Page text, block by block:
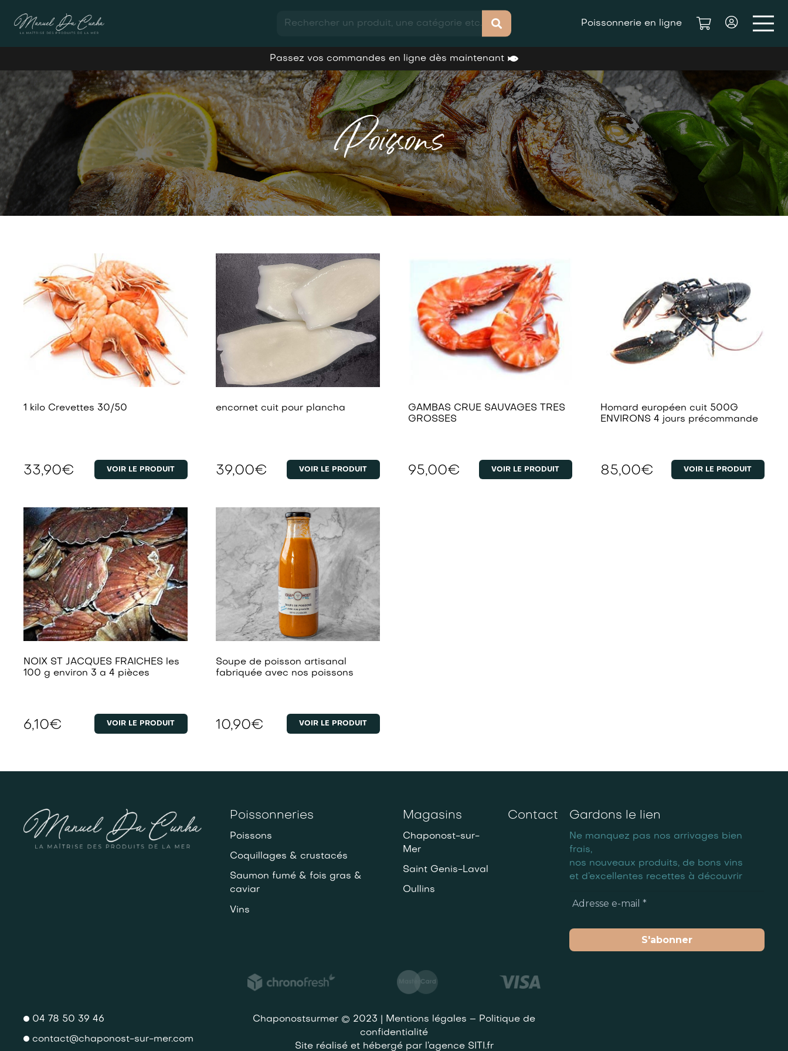
Poissonnerie en ligne
Passez vos commandes en ligne dès maintenant
Poissons
1 kilo Crevettes 30/50
33,90€ VOIR LE PRODUIT
encornet cuit pour plancha
39,00€ VOIR LE PRODUIT
GAMBAS CRUE SAUVAGES TRES
GROSSES
95,00€ VOIR LE PRODUIT
Homard européen cuit 500G
ENVIRONS 4 jours précommande
85,00€ VOIR LE PRODUIT
NOIX ST JACQUES FRAICHES les
100 g environ 3 a 4 pièces
6,10€ VOIR LE PRODUIT
Soupe de poisson artisanal
fabriquée avec nos poissons
10,90€ VOIR LE PRODUIT
Poissonneries
Poissons
Coquillages & crustacés
Saumon fumé & fois gras &
caviar
Vins
Magasins
Chaponost-sur-
Mer
Saint Genis-Laval
Oullins
Contact Gardons le lien
Ne manquez pas nos arrivages bien
frais,
nos nouveaux produits, de bons vins
et d’excellentes recettes à découvrir
04 78 50 39 46
contact@chaponost-sur-mer.com
Chaponostsurmer © 2023 | Mentions légales – Politique de
confidentialité
Site réalisé et hébergé par l’agence SITI.fr